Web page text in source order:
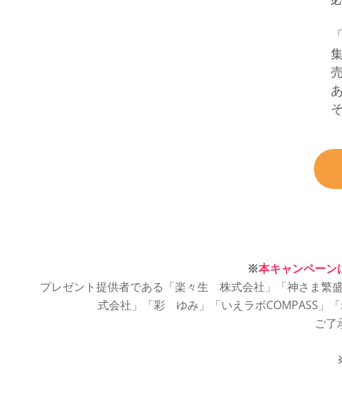
※本キャンペーン
プレゼント提供者である「楽々生 株式会社」「神さま繁
式会社」「彩 ゆみ」「いえラボCOMPASS」
ご了